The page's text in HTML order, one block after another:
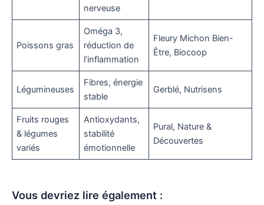
nerveuse
Poissons gras
Oméga 3,
réduction de
l’inflammation
Fleury Michon Bien-
Être, Biocoop
Légumineuses
Fibres, énergie
stable
Gerblé, Nutrisens
Fruits rouges
& légumes
variés
Antioxydants,
stabilité
émotionnelle
Pural, Nature &
Découvertes
Vous devriez lire également :